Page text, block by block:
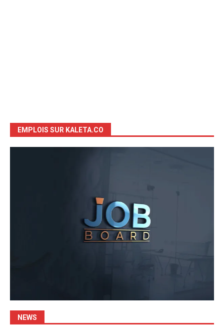
EMPLOIS SUR KALETA.CO
NEWS